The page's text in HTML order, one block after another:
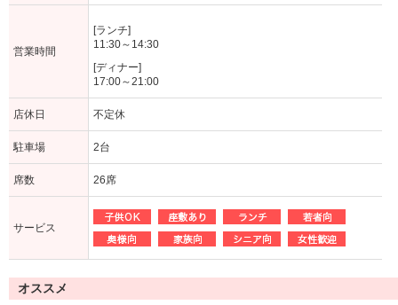
営業時間
[ランチ]
11:30～14:30
[ディナー]
17:00～21:00
店休日 不定休
駐車場 2台
席数 26席
サービス
オススメ